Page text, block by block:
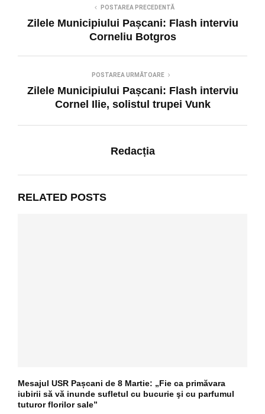
POSTAREA PRECEDENTĂ
Zilele Municipiului Pașcani: Flash interviu
Corneliu Botgros
POSTAREA URMĂTOARE
Zilele Municipiului Pașcani: Flash interviu
Cornel Ilie, solistul trupei Vunk
Redacția
RELATED POSTS
Mesajul USR Pașcani de 8 Martie: „Fie ca primăvara
iubirii să vă inunde sufletul cu bucurie şi cu parfumul
tuturor florilor sale”